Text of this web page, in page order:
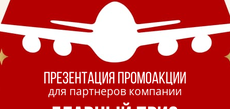
для партнеров компании